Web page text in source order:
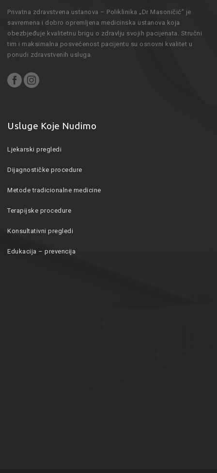
Privatna zdravstvena ustanova – Poliklinika „Dr Masoničić” je
savremena i dobro opremljena medicinska ustanova koja
obezbjeđuje kvalitetnu brigu o zdravlju svojih pacijenata. Stručni
tim i maksimalna posvećenost pacijentu su osnovni kvalitet u
ponudi zdravstvenih usluga.
Usluge Koje Nudimo
Ljekarski pregledi
Dijagnostičke procedure
Metode tradicionalne medicine
Terapijske procedure
Konsultativni pregledi
Edukacija – prevencija